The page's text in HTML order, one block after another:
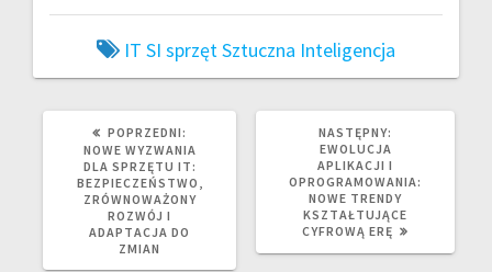
IT SI sprzętSztuczna Inteligencja
POPRZEDNI:
WPIS:
NOWE WYZWANIA
DLA SPRZĘTU IT:
BEZPIECZEŃSTWO,
ZRÓWNOWAŻONY
ROZWÓJ I
ADAPTACJA DO
ZMIAN
NASTĘPNY:
EWOLUCJA
APLIKACJI I
OPROGRAMOWANIA:
NOWE TRENDY
KSZTAŁTUJĄCE
CYFROWĄ ERĘ